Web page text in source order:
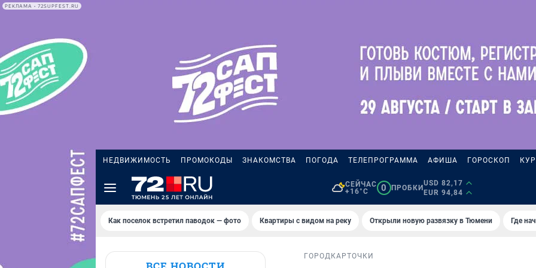
РЕКЛАМА • 72SUPFEST.RU
НЕДВИЖИМОСТЬ ПРОМОКОДЫ ЗНАКОМСТВА ПОГОДА ТЕЛЕПРОГРАММА АФИША ГОРОСКОП
СЕЙЧАС
+16°C
0 ПРОБКИ
USD 82,17
EUR 94,84
Как поселок встретил паводок — фото Квартиры с видом на реку Открыли новую развязку в Тюмени Где
ГОРОД КАРТОЧКИ